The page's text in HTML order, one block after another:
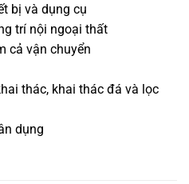
bị và dụng cụ
trí nội ngoại thất
cả vận chuyển
thác, khai thác đá và lọc
dụng